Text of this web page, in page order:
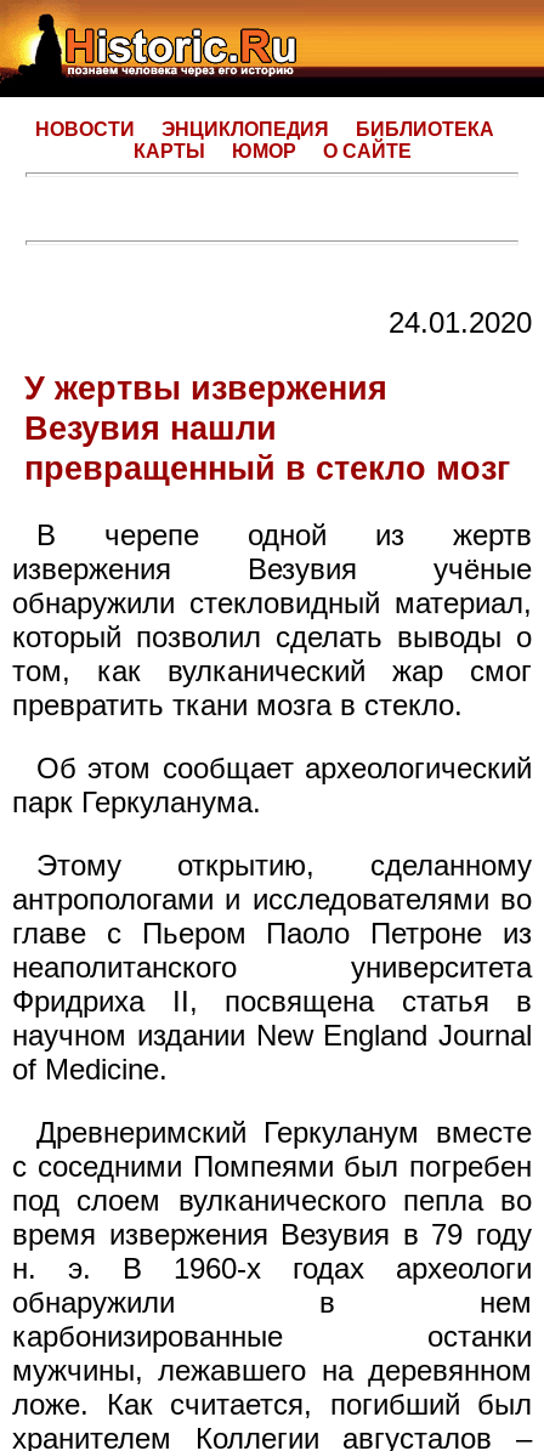
НОВОСТИ ЭНЦИКЛОПЕДИЯ
БИБЛИОТЕКА
КАРТЫ
ЮМОР О САЙТЕ
24.01.2020
У жертвы извержения
Везувия нашли
превращенный в стекло мозг
В черепе одной из жертв
извержения Везувия учёные
обнаружили стекловидный материал,
который позволил сделать выводы о
том, как вулканический жар смог
превратить ткани мозга в стекло.
Об этом сообщает археологический
парк Геркуланума.
Этому открытию, сделанному
антропологами и исследователями во
главе с Пьером Паоло Петроне из
неаполитанского университета
Фридриха II, посвящена статья в
научном издании New England Journal
of Medicine.
Древнеримский Геркуланум вместе
с соседними Помпеями был погребен
под слоем вулканического пепла во
время извержения Везувия в 79 году
н. э. В 1960-х годах археологи
обнаружили в нем
карбонизированные останки
мужчины, лежавшего на деревянном
ложе. Как считается, погибший был
хранителем Коллегии августалов –